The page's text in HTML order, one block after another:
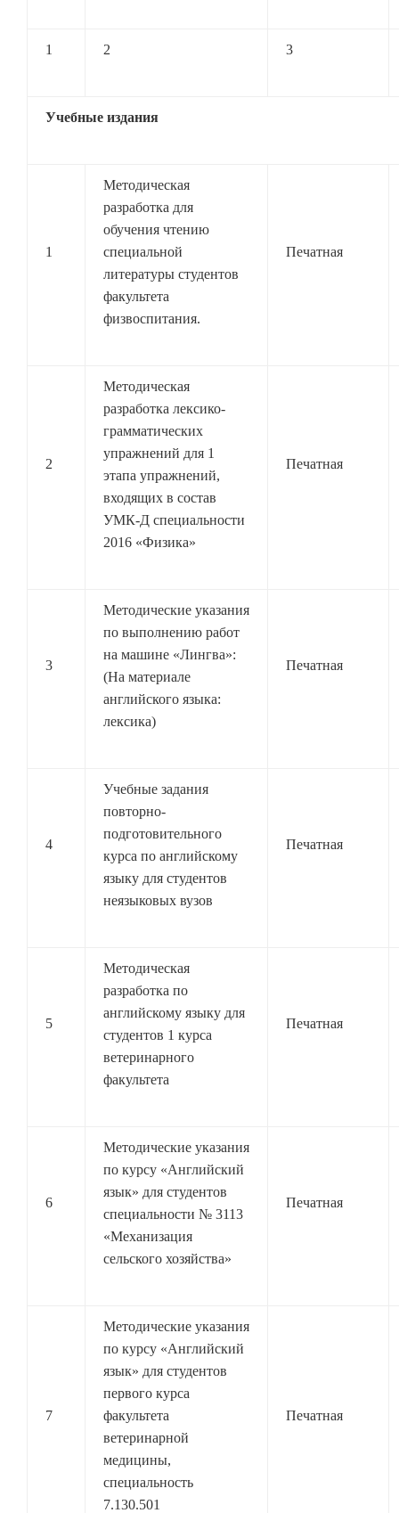
1 2 3
Учебные издания
1
Методическая
разработка для
обучения чтению
специальной
литературы студентов
факультета
физвоспитания.
Печатная
2
Методическая
разработка лексико-
грамматических
упражнений для 1
этапа упражнений,
входящих в состав
УМК-Д специальности
2016 «Физика»
Печатная
3
Методические указания
по выполнению работ
на машине «Лингва»:
(На материале
английского языка:
лексика)
Печатная
4
Учебные задания
повторно-
подготовительного
курса по английскому
языку для студентов
неязыковых вузов
Печатная
5
Методическая
разработка по
английскому языку для
студентов 1 курса
ветеринарного
факультета
Печатная
6
Методические указания
по курсу «Английский
язык» для студентов
специальности № 3113
«Механизация
сельского хозяйства»
Печатная
7
Методические указания
по курсу «Английский
язык» для студентов
первого курса
факультета
ветеринарной
медицины,
специальность
7.130.501
Печатная